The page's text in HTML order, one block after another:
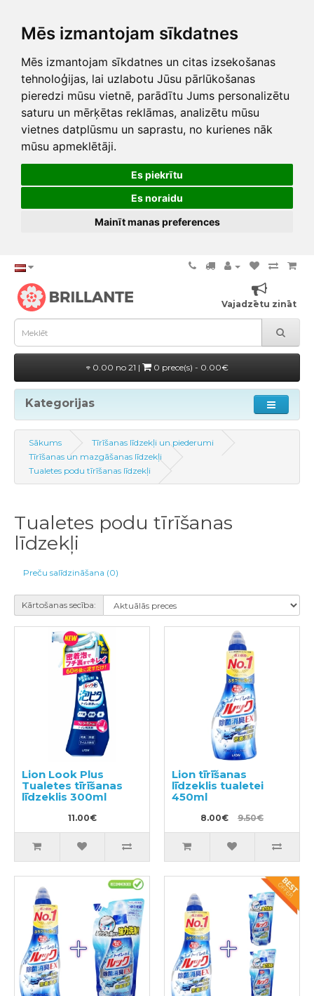
Mēs izmantojam sīkdatnes
Mēs izmantojam sīkdatnes un citas izsekošanas
tehnoloģijas, lai uzlabotu Jūsu pārlūkošanas
pieredzi mūsu vietnē, parādītu Jums personalizētu
saturu un mērķētas reklāmas, analizētu mūsu
vietnes datplūsmu un saprastu, no kurienes nāk
mūsu apmeklētāji.
Es piekrītu
Es noraidu
Mainīt manas preferences
Vajadzētu zināt
0.00 no 21 | 0 prece(s) - 0.00€
Kategorijas
Sākums
Tīrīšanas līdzekļi un piederumi
Tīrīšanas un mazgāšanas līdzekļi
Tualetes podu tīrīšanas līdzekļi
Tualetes podu tīrīšanas
līdzekļi
Preču salīdzināšana (0)
Kārtošanas secība:
Lion Look Plus
Tualetes tīrīšanas
līdzeklis 300ml
11.00€
Lion tīrīšanas
līdzeklis tualetei
450ml
8.00€ 9.50€